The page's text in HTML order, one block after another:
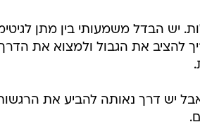
יש הבדל משמעותי בין מתן
להציב את הגבול ולמצוא את
יש דרך נאותה להביע את